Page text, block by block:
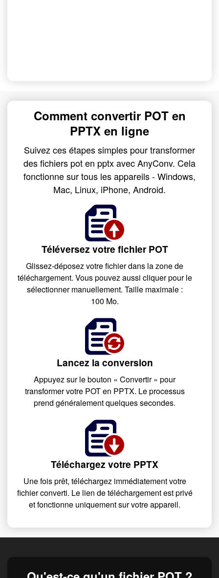
Comment convertir POT en
PPTX en ligne
Suivez ces étapes simples pour transformer
des fichiers pot en pptx avec AnyConv. Cela
fonctionne sur tous les appareils - Windows,
Mac, Linux, iPhone, Android.
Téléversez votre fichier POT
Glissez-déposez votre fichier dans la zone de
téléchargement. Vous pouvez aussi cliquer pour le
sélectionner manuellement. Taille maximale :
100 Mo.
Lancez la conversion
Appuyez sur le bouton « Convertir » pour
transformer votre POT en PPTX. Le processus
prend généralement quelques secondes.
Téléchargez votre PPTX
Une fois prêt, téléchargez immédiatement votre
fichier converti. Le lien de téléchargement est privé
et fonctionne uniquement sur votre appareil.